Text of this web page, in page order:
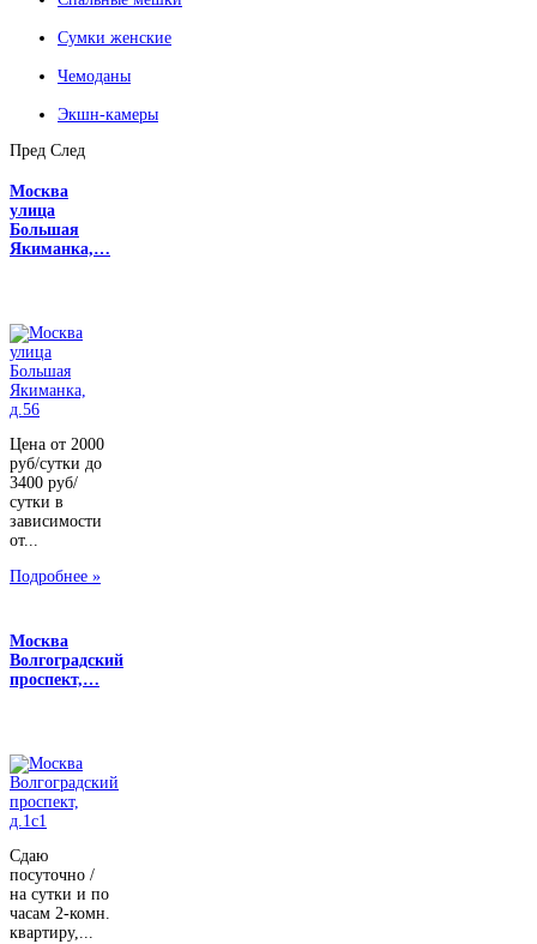
Сумки женские
Чемоданы
Экшн-камеры
Пред След
Москва
улица
Большая
Якиманка,…
Цена от 2000
руб/сутки до
3400 руб/
сутки в
зависимости
от...
Подробнее »
Москва
Волгоградский
проспект,…
Сдаю
посуточно /
на сутки и по
часам 2-комн.
квартиру,...